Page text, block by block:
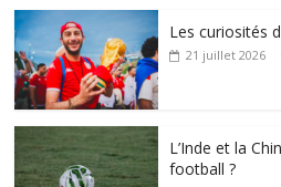
Les curiosités
21 juillet 2026
L’Inde et la
football ?